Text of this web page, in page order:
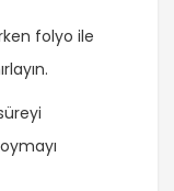
folyo ile